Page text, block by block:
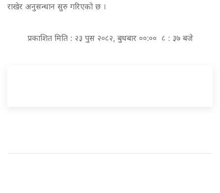
राखेर अनुसन्धान सुरु गरिएको छ ।
प्रकाशित मिति : २३ पुस २०८२, बुधबार ००:०० ८ : ३७ बजे